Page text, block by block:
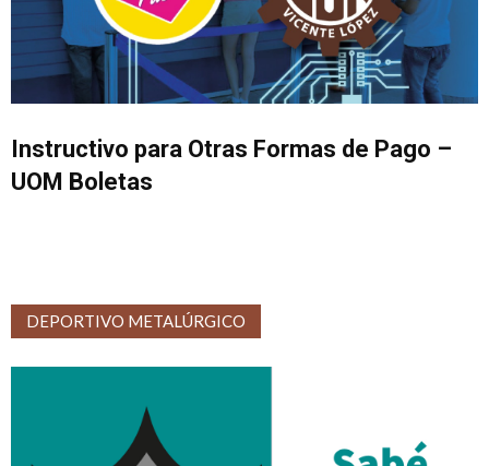
Instructivo para Otras Formas de Pago –
UOM Boletas
DEPORTIVO METALÚRGICO